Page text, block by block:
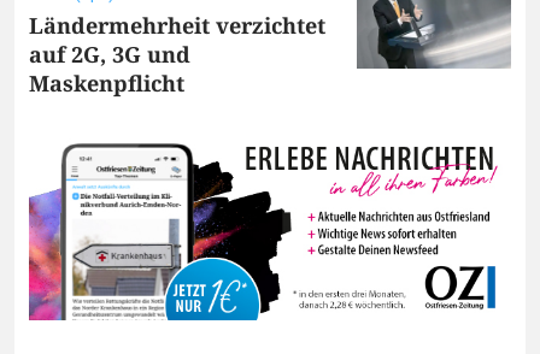
Ländermehrheit verzichtet
auf 2G, 3G und
Maskenpflicht